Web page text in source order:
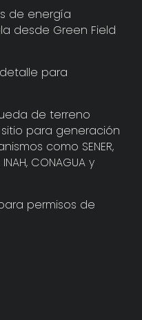
de energía
desde Green Field
para
de terreno
para generación
como SENER,
INAH, CONAGUA y
permisos de